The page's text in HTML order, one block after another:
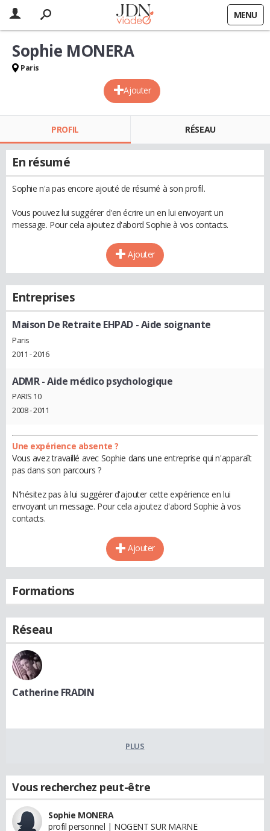
MENU
Ajouter
Sophie MONERA
Paris
PROFIL RÉSEAU
En résumé
Sophie n'a pas encore ajouté de résumé à son profil.
Vous pouvez lui suggérer d'en écrire un en lui envoyant un
message. Pour cela ajoutez d'abord Sophie à vos contacts.
Ajouter
Entreprises
Maison De Retraite EHPAD- Aide soignante
Paris
2011 - 2016
ADMR- Aide médico psychologique
PARIS 10
2008 - 2011
Une expérience absente ?
Vous avez travaillé avec Sophie dans une entreprise qui n'apparaît
pas dans son parcours ?
N'hésitez pas à lui suggérer d'ajouter cette expérience en lui
envoyant un message. Pour cela ajoutez d'abord Sophie à vos
contacts.
Ajouter
Formations
Réseau
Catherine FRADIN
PLUS
Vous recherchez peut-être
Sophie MONERA
profil personnel | NOGENT SUR MARNE